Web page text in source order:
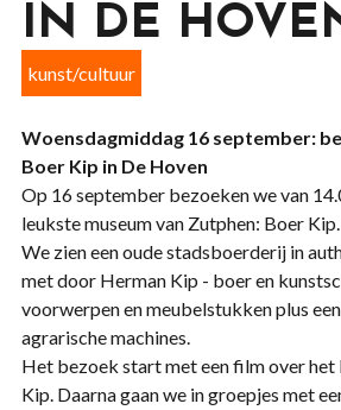
IN DE
kunst/cultuur
Woensdagmiddag 16 september:
Boer Kip in De Hoven
Op 16 september bezoeken we van
leukste museum van Zutphen: Boer Kip.
We zien een oude stadsboerderij in
met door Herman Kip - boer en
voorwerpen en meubelstukken plus
agrarische machines.
Het bezoek start met een film over het
Kip. Daarna gaan we in groepjes met